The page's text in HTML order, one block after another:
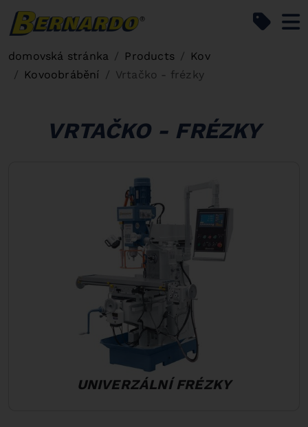
domovská stránka Products
Kov
Kovoobrábění
Vrtačko - frézky
VRTAČKO - FRÉZKY
UNIVERZÁLNÍ FRÉZKY